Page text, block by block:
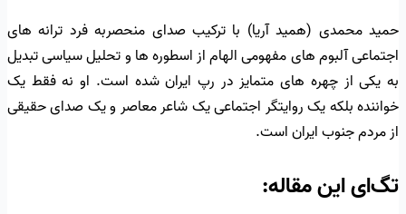
حمید محمدی (همید آریا) با ترکیب صدای منحصربه فرد ترانه های
اجتماعی آلبوم های مفهومی الهام از اسطوره ها و تحلیل سیاسی تبدیل
به یکی از چهره های متمایز در رپ ایران شده است. او نه فقط یک
خواننده بلکه یک روایتگر اجتماعی یک شاعر معاصر و یک صدای حقیقی
از مردم جنوب ایران است.
تگ‌ای این مقاله: